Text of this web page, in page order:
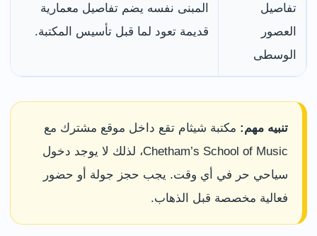
تفاصيل
العصور
الوسطى
المبنى نفسه يضم تفاصيل معمارية
قديمة تعود لما قبل تأسيس المكتبة.
تنبيه مهم: مكتبة شيثام تقع داخل موقع مشترك مع
Chetham’s School of Music، لذلك لا يوجد دخول
سياحي حر في أي وقت. يجب حجز جولة أو حضور
فعالية مخصصة قبل الذهاب.